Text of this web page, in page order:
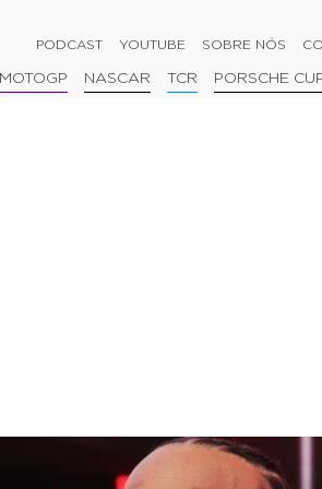
PODCAST YOUTUBE SOBRE NÓS
MOTOGP NASCAR TCR PORSCHE